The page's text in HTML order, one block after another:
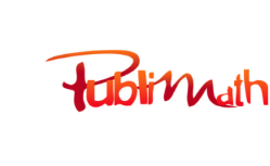
contenuPublimath